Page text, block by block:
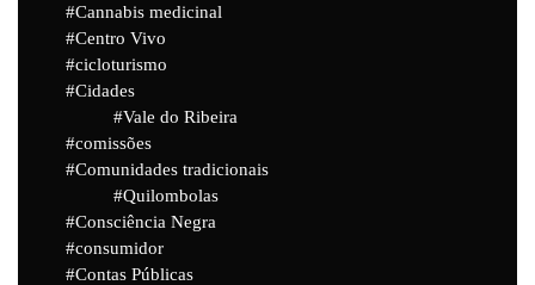
Cannabis medicinal
Centro Vivo
cicloturismo
Cidades
Vale do Ribeira
comissões
Comunidades tradicionais
Quilombolas
Consciência Negra
consumidor
Contas Públicas